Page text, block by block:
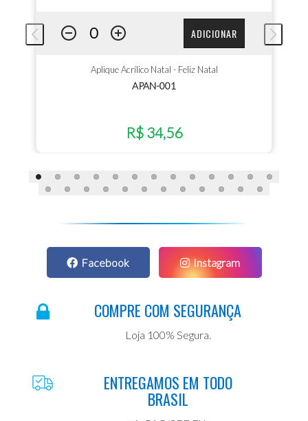
ADICIONAR
Aplique Acrílico Natal - Feliz Natal
APAN-001
R$ 34,56
Facebook Instagram
COMPRE COM SEGURANÇA
Loja 100% Segura.
ENTREGAMOS EM TODO
BRASIL